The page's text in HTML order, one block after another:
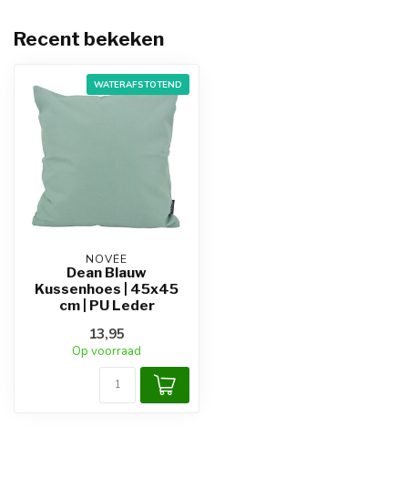
Recent bekeken
WATERAFSTOTEND
NOVÉE
Dean Blauw
Kussenhoes | 45x45
cm | PU Leder
13,95
Op voorraad